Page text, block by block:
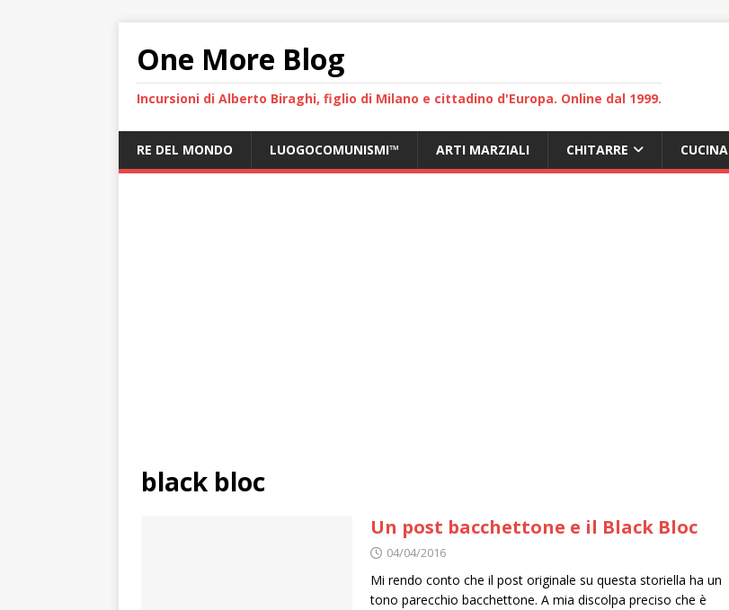
One More Blog
Incursioni di Alberto Biraghi, figlio di Milano e cittadino d'Europa. Online dal 1999.
RE DEL MONDO LUOGOCOMUNISMI™ ARTI MARZIALI CHITARRE CUCINA
black bloc
Un post bacchettone e il Black Bloc
04/04/2016
Mi rendo conto che il post originale su questa storiella ha un
tono parecchio bacchettone. A mia discolpa preciso che è